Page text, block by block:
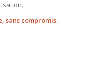
sans compromis.